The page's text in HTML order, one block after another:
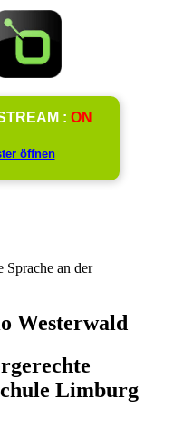
: ON
öffnen
Sprache an der
Westerwald
Limburg